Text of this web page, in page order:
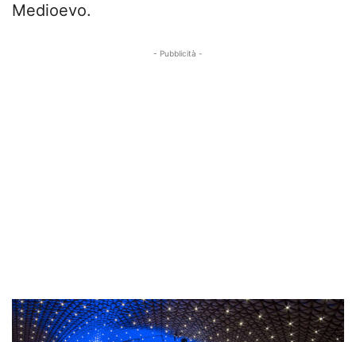
Medioevo.
- Pubblicità -